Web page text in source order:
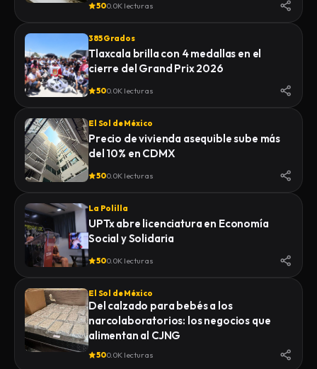
500.0K lecturas
385 Grados
Tlaxcala brilla con 4 medallas en el
cierre del Grand Prix 2026
500.0K lecturas
El Sol de México
Precio de vivienda asequible sube más
del 10% en CDMX
500.0K lecturas
La Polilla
UPTx abre licenciatura en Economía
Social y Solidaria
500.0K lecturas
El Sol de México
Del calzado para bebés a los
narcolaboratorios: los negocios que
alimentan al CJNG
500.0K lecturas